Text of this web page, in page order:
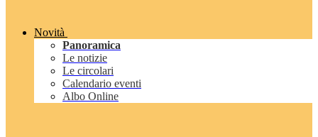
Novità
Panoramica
Le notizie
Le circolari
Calendario eventi
Albo Online